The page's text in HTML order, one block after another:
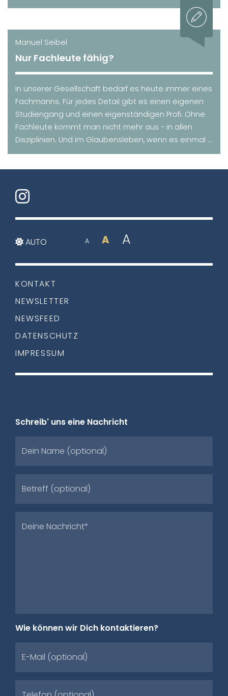
Manuel Seibel
Nur Fachleute fähig?
In unserer Gesellschaft bedarf es heute immer eines
Fachmanns. Für jedes Detail gibt es einen eigenen
Studiengang und einen eigenständigen Profi. Ohne
Fachleute kommt man nicht mehr aus - in allen
Disziplinien. Und im Glaubensleben, wenn es einmal ...
Schreib' uns eine Nachricht
Dein Name (optional)
Betreff (optional)
Deine Nachricht*
Wie können wir Dich kontaktieren?
E-Mail (optional)
AUTO A A A
KONTAKT
NEWSLETTER
NEWSFEED
DATENSCHUTZ
IMPRESSUM